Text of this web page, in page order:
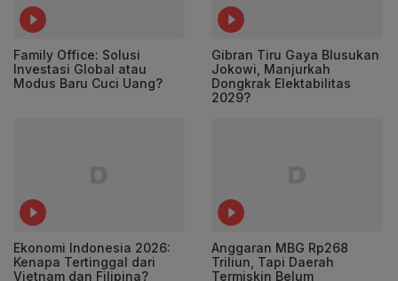
Family Office: Solusi
Investasi Global atau
Modus Baru Cuci Uang?
Gibran Tiru Gaya Blusukan
Jokowi, Manjurkah
Dongkrak Elektabilitas
2029?
Ekonomi Indonesia 2026:
Kenapa Tertinggal dari
Vietnam dan Filipina?
Anggaran MBG Rp268
Triliun, Tapi Daerah
Termiskin Belum